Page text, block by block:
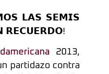
𝗟𝗔𝗦 𝗦𝗘𝗠𝗜𝗦
𝗥𝗘𝗖𝗨𝗘𝗥𝗗𝗢!
2013,
partidazo contra